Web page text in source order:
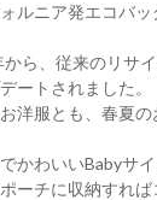
ルニア発エコバ
から、従来のリサ
ートされました。
洋服とも、春夏の
かわいいBabyサ
ーチに収納すれば